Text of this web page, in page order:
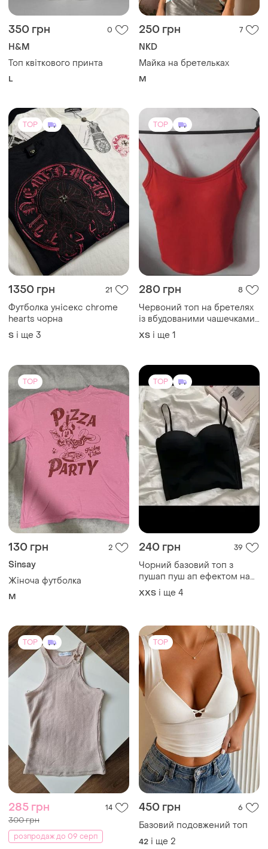
350 грн 0
H&M
Топ квіткового принта
L
250 грн 7
NKD
Майка на бретельках
M
TOP
1350 грн 21
Футболка унісекс chrome
hearts чорна
S і ще 3
TOP
280 грн 8
Червоний топ на бретелях
із вбудованими чашечками
❤️❤️
ХS і ще 1
TOP
130 грн 2
Sinsay
Жіноча футболка
M
TOP
240 грн 39
Чорний базовий топ з
пушап пуш ап ефектом на
тонких бретельках
XХS і ще 4
TOP
285 грн 14
300 грн
розпродаж до 09 серп
TOP
450 грн 6
Базовий подовжений топ
42 і ще 2